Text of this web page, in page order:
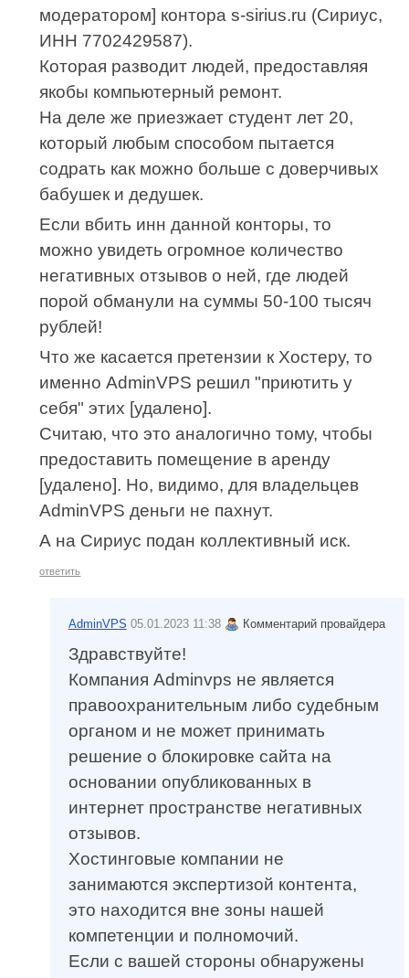
модератором] контора s-sirius.ru (Сириус,
ИНН 7702429587).
Которая разводит людей, предоставляя
якобы компьютерный ремонт.
На деле же приезжает студент лет 20,
который любым способом пытается
содрать как можно больше с доверчивых
бабушек и дедушек.
Если вбить инн данной конторы, то
можно увидеть огромное количество
негативных отзывов о ней, где людей
порой обманули на суммы 50-100 тысяч
рублей!
Что же касается претензии к Хостеру, то
именно AdminVPS решил "приютить у
себя" этих [удалено].
Считаю, что это аналогично тому, чтобы
предоставить помещение в аренду
[удалено]. Но, видимо, для владельцев
AdminVPS деньги не пахнут.
А на Сириус подан коллективный иск.
ответить
AdminVPS 05.01.2023 11:38 Комментарий провайдера
Здравствуйте!
Компания Adminvps не является
правоохранительным либо судебным
органом и не может принимать
решение о блокировке сайта на
основании опубликованных в
интернет пространстве негативных
отзывов.
Хостинговые компании не
занимаются экспертизой контента,
это находится вне зоны нашей
компетенции и полномочий.
Если с вашей стороны обнаружены